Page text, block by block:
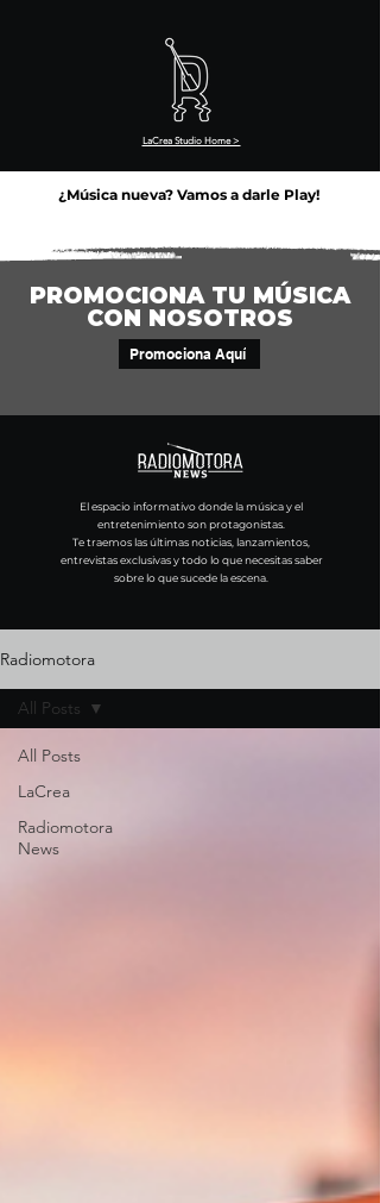
LaCrea Studio Home >
¿Música nueva? Vamos a darle Play!
PROMOCIONA TU MÚSICA
CON NOSOTROS
Promociona Aquí
El espacio informativo donde la música y el
entretenimiento son protagonistas.
Te traemos las últimas noticias, lanzamientos,
entrevistas exclusivas y todo lo que necesitas saber
sobre lo que sucede la escena.
Radiomotora
All Posts
LaCrea
Radiomotora
News
All Posts